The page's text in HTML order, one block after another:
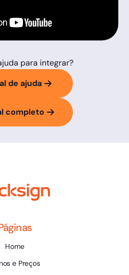
para integrar?
de ajuda
completo
Home
e Preços